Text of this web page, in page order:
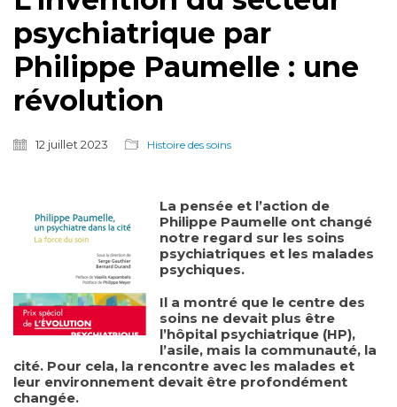
psychiatrique par
Philippe Paumelle : une
révolution
12 juillet 2023 Histoire des soins
La pensée et l’action de
Philippe Paumelle ont changé
notre regard sur les soins
psychiatriques et les malades
psychiques.
Il a montré que le centre des
soins ne devait plus être
l’hôpital psychiatrique (HP),
l’asile, mais la communauté, la
cité. Pour cela, la rencontre avec les malades et
leur environnement devait être profondément
changée.